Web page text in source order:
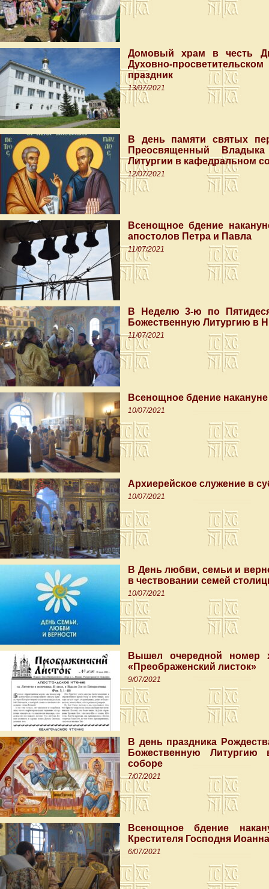
Домовый храм в честь
Духовно-
праздник
13/07/2021
В день памяти святых
Преосвященный
Литургии в кафедральном
12/07/2021
Всенощное бдение
апостолов Петра и Павла
11/07/2021
В Неделю 3-ю по
Божественную Литургию в
11/07/2021
Всенощное бдение
10/07/2021
Архиерейское служение в
10/07/2021
В День любви, семьи и
в чествовании семей
10/07/2021
Вышел очередной номер
«Преображенский листок»
9/07/2021
В день праздника
Божественную Литургию
соборе
7/07/2021
Всенощное бдение
Крестителя Господня Иоанна
6/07/2021